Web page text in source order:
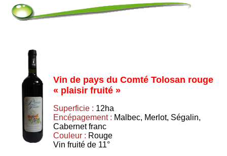
Vin de pays du Comté Tolosan rouge
« plaisir fruité »
Superficie : 12ha
Encépagement : Malbec, Merlot, Ségalin,
Cabernet franc
Couleur : Rouge
Vin fruité de 11°